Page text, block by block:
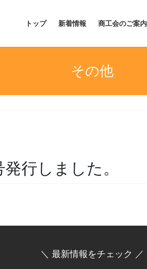
トップ 新着情報 商工会のご案内
その他
行しました。
＼ 最新情報をチェック ／